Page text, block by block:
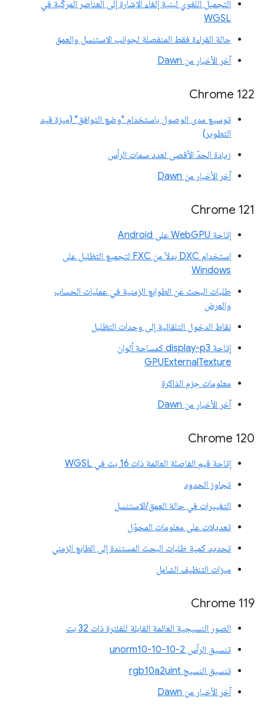
التجميل اللغوي لبنية إلغاء الإشارة إلى العناصر المركّبة في
WGSL
حالة القراءة فقط المنفصلة لجوانب الاستنسل والعمق
آخر الأخبار من Dawn
‫Chrome 122
توسيع مدى الوصول باستخدام "وضع التوافق" (ميزة قيد
التطوير)
زيادة الحدّ الأقصى لعدد سمات الرأس
آخر الأخبار من Dawn
Chrome 121
إتاحة WebGPU على Android
استخدام DXC بدلاً من FXC لتجميع التظليل على
Windows
طلبات البحث عن الطوابع الزمنية في عمليات الحساب
والعرض
نقاط الدخول التلقائية إلى وحدات التظليل
إتاحة display-p3 كمساحة ألوان
GPUExternalTexture
معلومات حِزم الذاكرة
آخر الأخبار من Dawn
‫Chrome 120
إتاحة قيم الفاصلة العائمة ذات 16 بت في WGSL
تجاوز الحدود
التغييرات في حالة العمق/الاستنسل
تعديلات على معلومات المحوّل
تحديد كمية طلبات البحث المستندة إلى الطابع الزمني
ميزات التنظيف الشامل
‫Chrome 119
الصور النسيجية العائمة القابلة للفلترة ذات 32 بت
تنسيق الرأس unorm10-10-10-2
تنسيق النسيج rgb10a2uint
آخر الأخبار من Dawn